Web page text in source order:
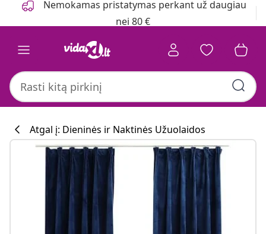
Nemokamas pristatymas perkant už daugiau
nei 80 €
Atgal į: Dieninės ir Naktinės Užuolaidos